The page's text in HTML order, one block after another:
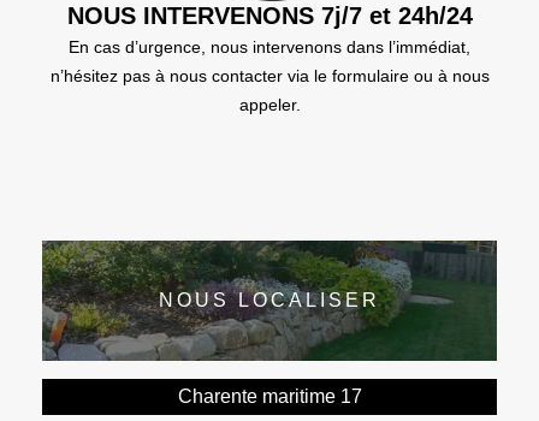
NOUS INTERVENONS 7j/7 et 24h/24
En cas d’urgence, nous intervenons dans l’immédiat,
n’hésitez pas à nous contacter via le formulaire ou à nous
appeler.
NOUS LOCALISER
Charente maritime 17